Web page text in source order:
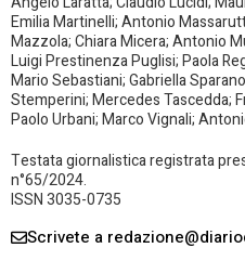
Emilia Martinelli; Antonio
Mazzola; Chiara Micera; Antonio
Luigi Prestinenza Puglisi; Paola
Mario Sebastiani; Gabriella
Stemperini; Mercedes Tascedda;
Paolo Urbani; Marco Vignali;
Testata giornalistica registrata
n°65/2024.
ISSN 3035-0735
Scrivete a